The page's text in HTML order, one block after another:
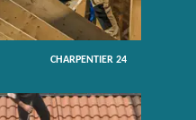
CHARPENTIER 24